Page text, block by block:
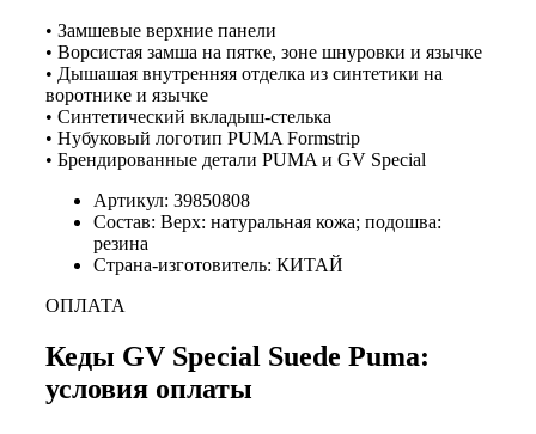
• Замшевые верхние панели
• Ворсистая замша на пятке, зоне шнуровки и язычке
• Дышашая внутренняя отделка из синтетики на
воротнике и язычке
• Синтетический вкладыш-стелька
• Нубуковый логотип PUMA Formstrip
• Брендированные детали PUMA и GV Special
Артикул: 39850808
Состав: Верх: натуральная кожа; подошва:
резина
Страна-изготовитель: КИТАЙ
ОПЛАТА
Кеды GV Special Suede Puma:
условия оплаты